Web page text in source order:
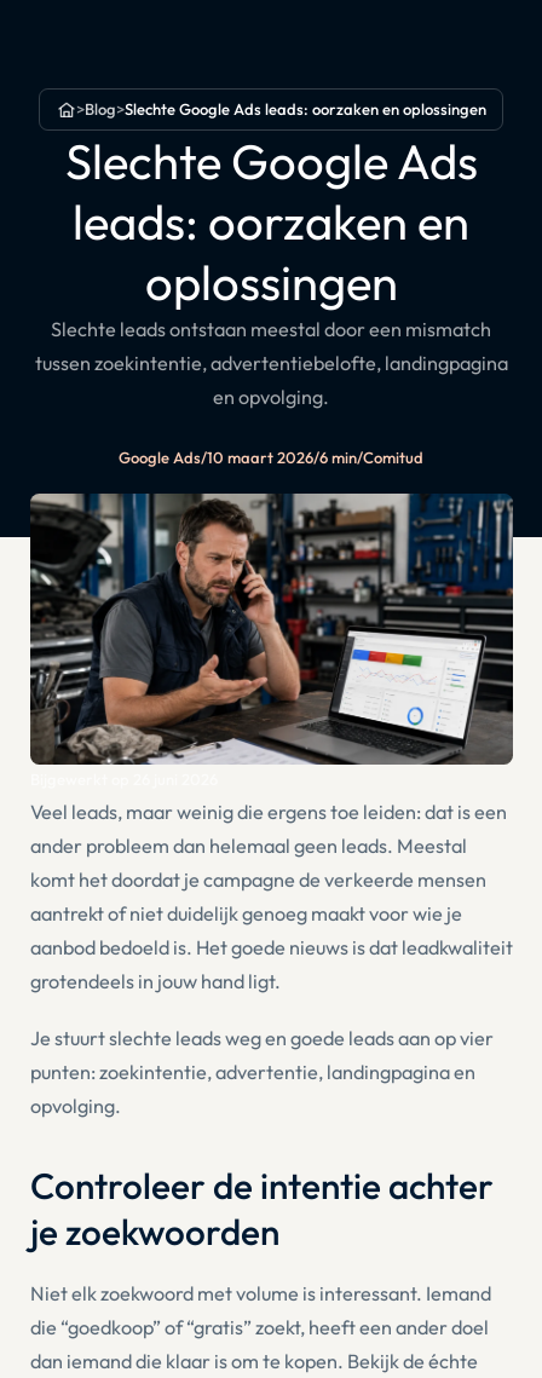
Home
>Blog>Slechte Google Ads leads: oorzaken en oplossingen
Slechte Google Ads
leads: oorzaken en
oplossingen
Slechte leads ontstaan meestal door een mismatch
tussen zoekintentie, advertentiebelofte, landingpagina
en opvolging.
Google Ads/10 maart 2026/6 min/Comitud
Veel leads, maar weinig die ergens toe leiden: dat is een
ander probleem dan helemaal geen leads. Meestal
komt het doordat je campagne de verkeerde mensen
aantrekt of niet duidelijk genoeg maakt voor wie je
aanbod bedoeld is. Het goede nieuws is dat leadkwaliteit
grotendeels in jouw hand ligt.
Je stuurt slechte leads weg en goede leads aan op vier
punten: zoekintentie, advertentie, landingpagina en
opvolging.
Controleer de intentie achter
je zoekwoorden
Niet elk zoekwoord met volume is interessant. Iemand
die “goedkoop” of “gratis” zoekt, heeft een ander doel
dan iemand die klaar is om te kopen. Bekijk de échte